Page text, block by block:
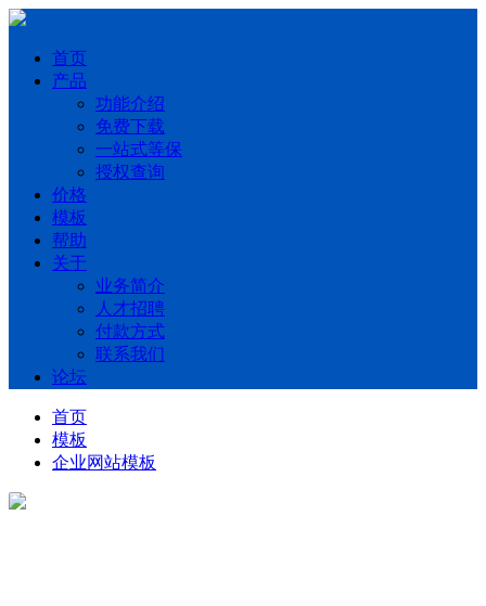
首页
产品
功能介绍
免费下载
一站式等保
授权查询
价格
模板
帮助
关于
业务简介
人才招聘
付款方式
联系我们
论坛
首页
模板
企业网站模板